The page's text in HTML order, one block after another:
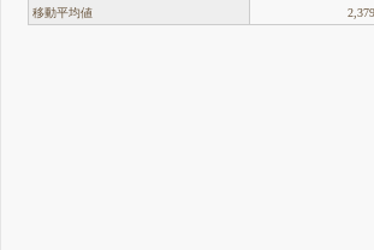
移動平均値